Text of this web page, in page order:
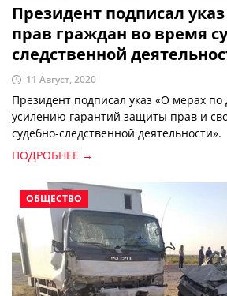
Президент подписал
прав граждан во время
следственной
11 Август, 2020
Президент подписал указ «О мерах
усилению гарантий защиты прав и
судебно-следственной деятельности».
ПОДРОБНЕЕ →
ОБЩЕСТВО